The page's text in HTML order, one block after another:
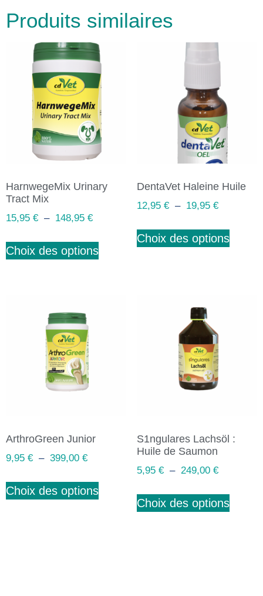
Produits similaires
HarnwegeMix Urinary
Tract Mix
15,95 € – 148,95 €
Choix des options
DentaVet Haleine Huile
12,95 € – 19,95 €
Choix des options
ArthroGreen Junior
9,95 € – 399,00 €
Choix des options
S1ngulares Lachsöl :
Huile de Saumon
5,95 € – 249,00 €
Choix des options